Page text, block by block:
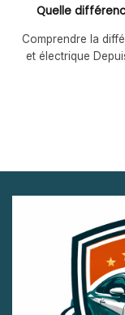
Quelle
Comprendre la
et électrique